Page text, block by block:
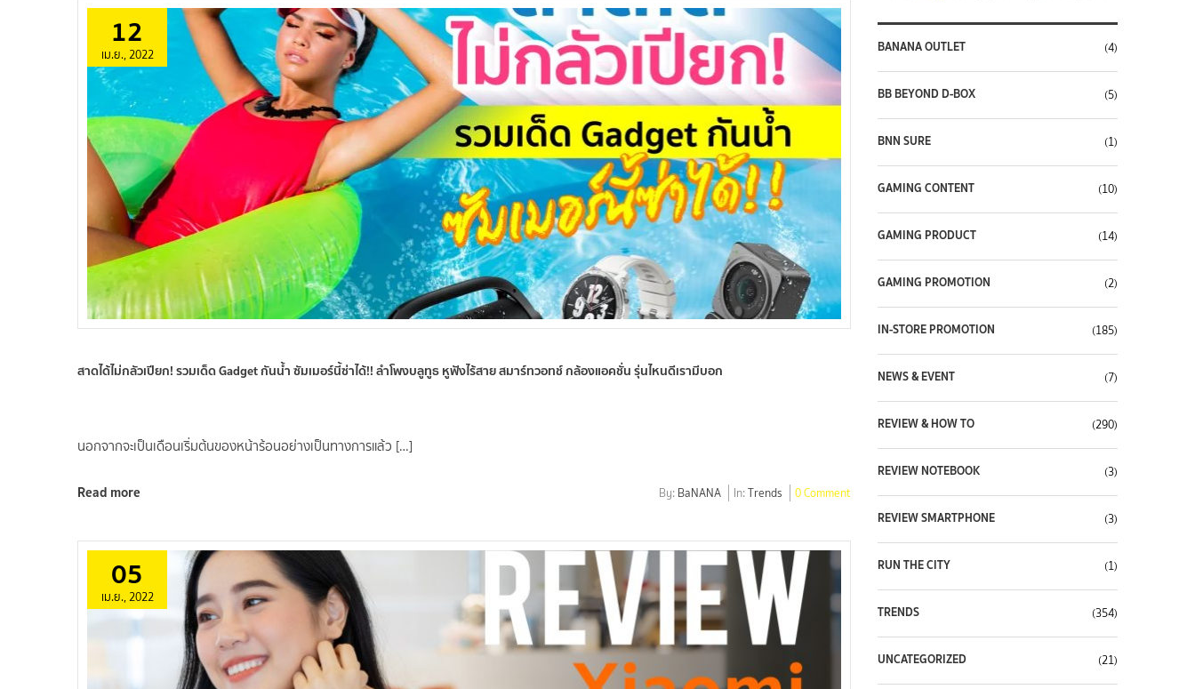
12
เม.ย., 2022
สาดได้ไม่กลัวเปียก! รวมเด็ด Gadget กันน้ำ ซัมเมอร์นี้ซ่าได้!! ลําโพงบลูทูธ หูฟังไร้สาย สมาร์ทวอทช์ กล้องแอคชั่น รุ่นไหนดีเรามีบอก
นอกจากจะเป็นเดือนเริ่มต้นของหน้าร้อนอย่างเป็นทางการแล้ว […]
Read more By: BaNANA In:Trends 0 Comment
05
เม.ย., 2022
BANANA OUTLET (4)
BB BEYOND D-BOX (5)
BNN SURE (1)
GAMING CONTENT (10)
GAMING PRODUCT (14)
GAMING PROMOTION (2)
IN-STORE PROMOTION (185)
NEWS & EVENT (7)
REVIEW & HOW TO (290)
REVIEW NOTEBOOK (3)
REVIEW SMARTPHONE (3)
RUN THE CITY (1)
TRENDS (354)
UNCATEGORIZED (21)